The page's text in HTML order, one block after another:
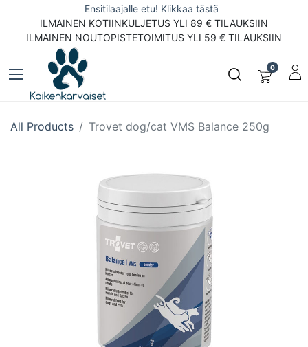
Ensitilaajalle etu! Klikkaa tästä
ILMAINEN KOTIINKULJETUS YLI 89 € TILAUKSIIN
ILMAINEN NOUTOPISTETOIMITUS YLI 59 € TILAUKSIIN
0
All Products Trovet dog/cat VMS Balance 250g